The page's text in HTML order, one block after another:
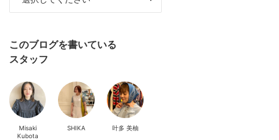
このブログを書いている
スタッフ
Misaki
Kubota
SHIKA 叶多 美柚